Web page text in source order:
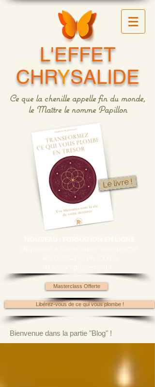
L'EFFET
CHRYSALIDE
Ce que la chenille appelle fin du monde,
le Maître le nomme Papillon
Le livre !
Masterclass Offerte
Libérez-vous de ce qui vous plombe !
Bienvenue dans la partie "Blog" !